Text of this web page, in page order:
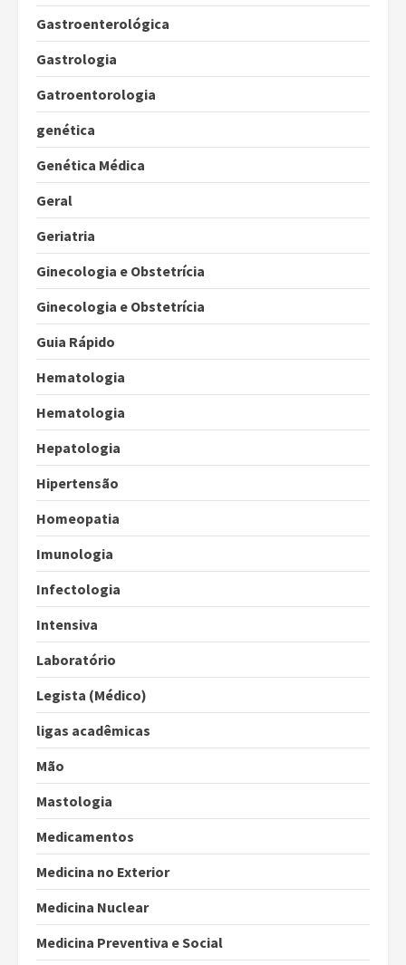
Gastroenterológica
Gastrologia
Gatroentorologia
genética
Genética Médica
Geral
Geriatria
Ginecologia e Obstetrícia
Ginecologia e Obstetrícia
Guia Rápido
Hematologia
Hematologia
Hepatologia
Hipertensão
Homeopatia
Imunologia
Infectologia
Intensiva
Laboratório
Legista (Médico)
ligas acadêmicas
Mão
Mastologia
Medicamentos
Medicina no Exterior
Medicina Nuclear
Medicina Preventiva e Social